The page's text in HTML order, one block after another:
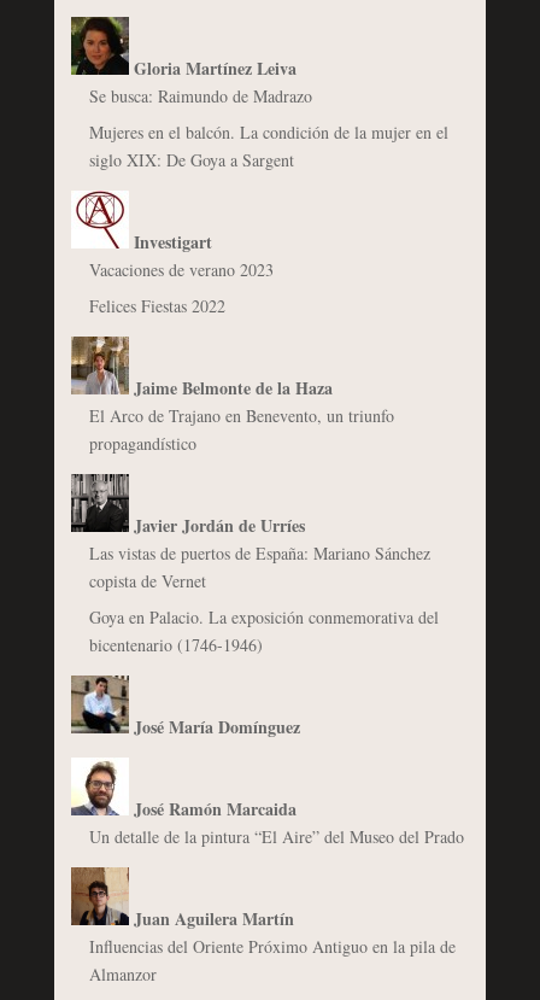
Gloria Martínez Leiva
Se busca: Raimundo de Madrazo
Mujeres en el balcón. La condición de la mujer en el
siglo XIX: De Goya a Sargent
Investigart
Vacaciones de verano 2023
Felices Fiestas 2022
Jaime Belmonte de la Haza
El Arco de Trajano en Benevento, un triunfo
propagandístico
Javier Jordán de Urríes
Las vistas de puertos de España: Mariano Sánchez
copista de Vernet
Goya en Palacio. La exposición conmemorativa del
bicentenario (1746-1946)
José María Domínguez
José Ramón Marcaida
Un detalle de la pintura “El Aire” del Museo del Prado
Juan Aguilera Martín
Influencias del Oriente Próximo Antiguo en la pila de
Almanzor